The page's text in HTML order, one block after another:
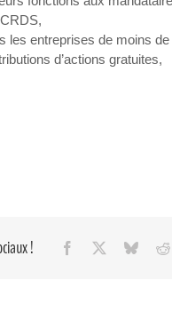
les entreprises de moins
d’actions gratuites,
! Facebook